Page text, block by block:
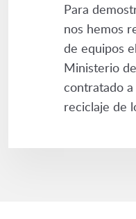
Para
nos hemos
de equipos
Ministerio
contratado
reciclaje de